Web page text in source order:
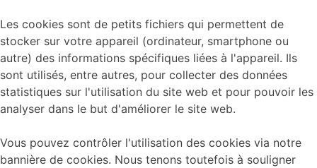
Les cookies sont de petits fichiers qui permettent de
stocker sur votre appareil (ordinateur, smartphone ou
autre) des informations spécifiques liées à l'appareil. Ils
sont utilisés, entre autres, pour collecter des données
statistiques sur l'utilisation du site web et pour pouvoir les
analyser dans le but d'améliorer le site web.
Vous pouvez contrôler l'utilisation des cookies via notre
bannière de cookies. Nous tenons toutefois à souligner